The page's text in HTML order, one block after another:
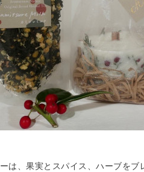
は、果実とスパイス、ハーブをブ